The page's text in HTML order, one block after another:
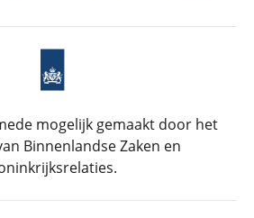
mogelijk gemaakt door het
Binnenlandse Zaken en